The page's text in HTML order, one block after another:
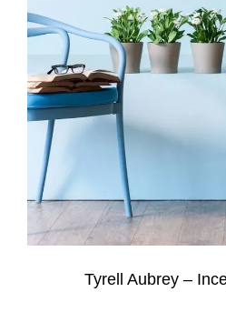
Tyrell Aubrey –